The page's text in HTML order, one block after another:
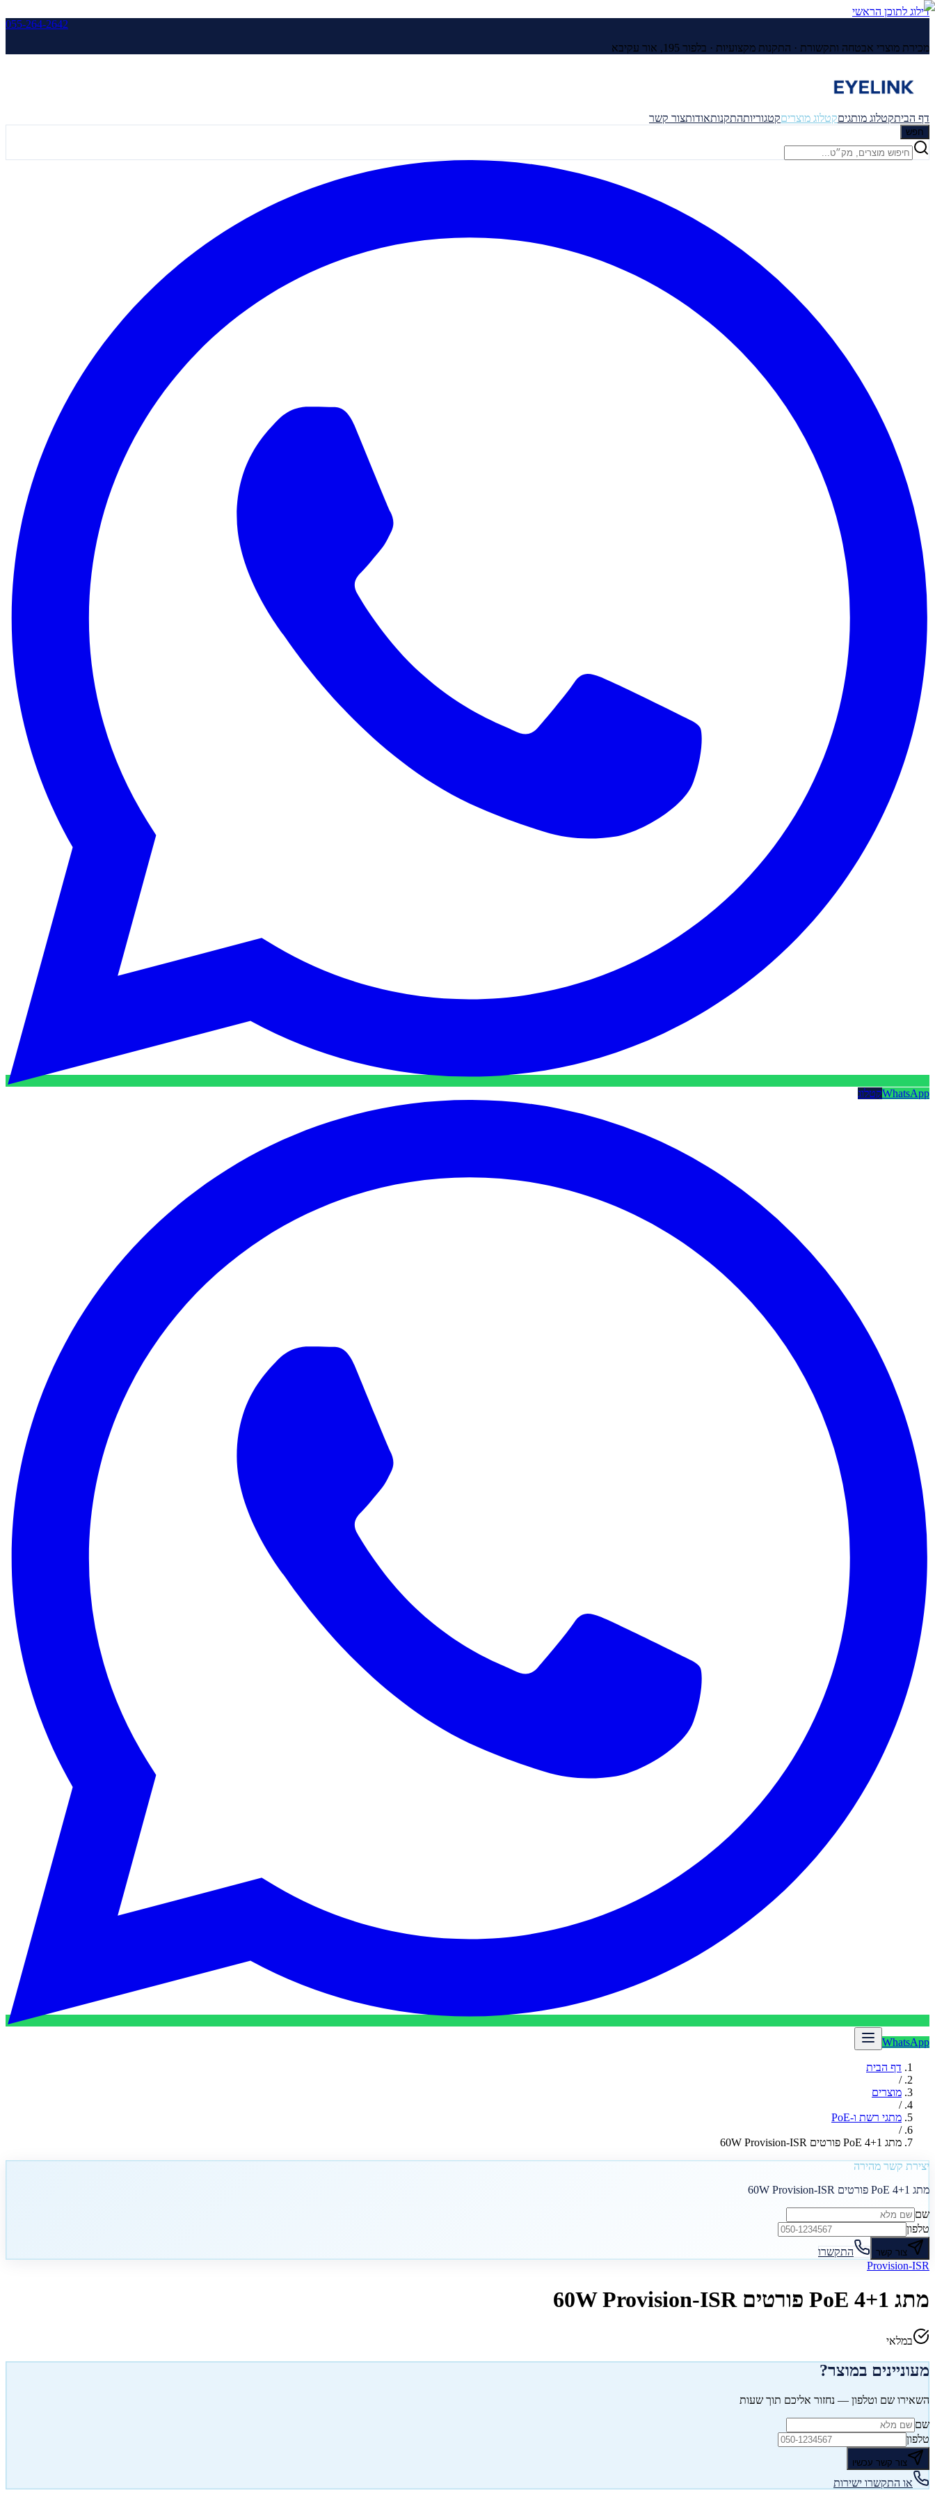
דילוג לתוכן הראשי
055-264-2642
מכירת מוצרי אבטחה ותקשורת · התקנות מקצועיות · בלפור 195, אור עקיבא
דף הביתקטלוג מותגיםקטלוג מוצריםקטגוריותהתקנותאודותצור קשר
חפש
WhatsAppקטלוג
WhatsApp
דף הבית
/
מוצרים
/
מתגי רשת ו-PoE
/
מתג PoE 4+1 פורטים 60W Provision-ISR
יצירת קשר מהירה
מתג PoE 4+1 פורטים 60W Provision-ISR
שם
טלפון
צור קשר
התקשרו
Provision-ISR
מתג PoE 4+1 פורטים 60W Provision-ISR
במלאי
מעוניינים במוצר?
השאירו שם וטלפון — נחזור אליכם תוך שעות
שם
טלפון
צור קשר עכשיו
או התקשרו ישירות